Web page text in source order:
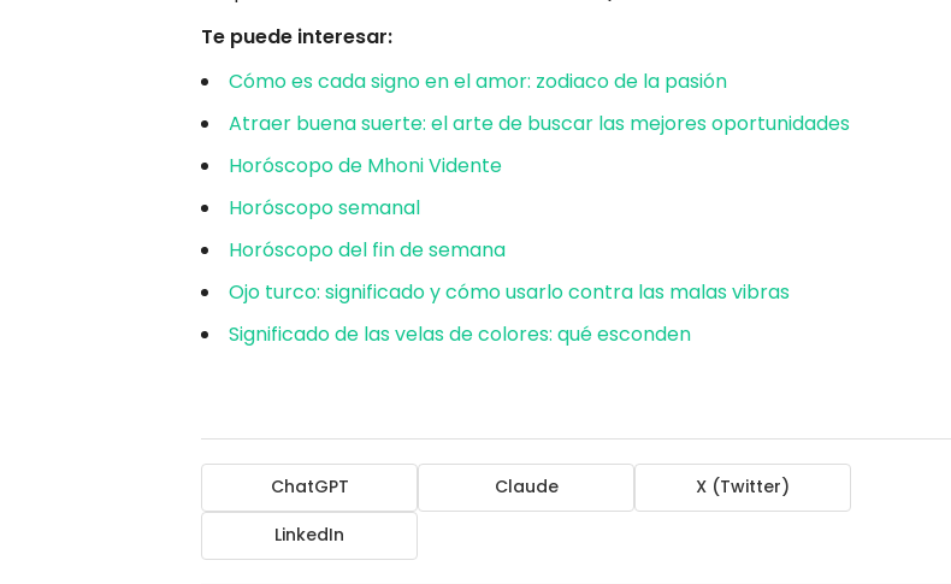
Te puede interesar:
Cómo es cada signo en el amor: zodiaco de la pasión
Atraer buena suerte: el arte de buscar las mejores oportunidades
Horóscopo de Mhoni Vidente
Horóscopo semanal
Horóscopo del fin de semana
Ojo turco: significado y cómo usarlo contra las malas vibras
Significado de las velas de colores: qué esconden
ChatGPT Claude
X (Twitter)
LinkedIn